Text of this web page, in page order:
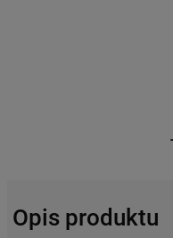
Opis produktu